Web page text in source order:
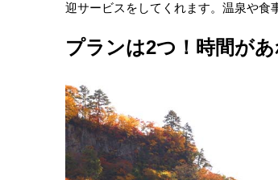
迎サービスをしてくれます。温泉や食
プランは2つ！時間が